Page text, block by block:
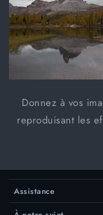
Donnez à vos
reproduisant les
Assistance